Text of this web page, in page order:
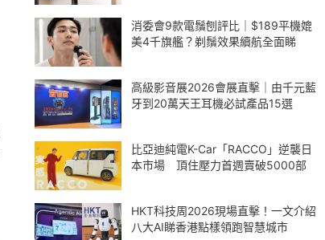
消委會9款電鬚刨評比｜$189平機媲
美4千旗艦？剃鬚效果續航全面睇
高級影音展2026會展直擊｜由千元藍
牙到20萬天王耳機必試產品15選
比亞迪純電K-Car「RACCO」逆襲日
本市場 頂住壓力首週賣破5000部
HKT科技周2026現場直擊！一文介紹
八大AI睇香港點樣領跑智慧城市